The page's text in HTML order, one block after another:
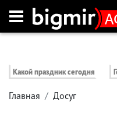
Какой праздник сегодня
Главная Досуг